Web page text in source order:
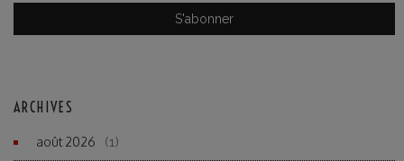
ARCHIVES
août 2026 (1)